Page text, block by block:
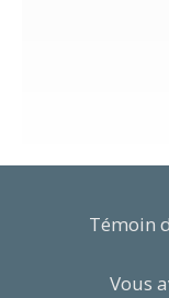
Témoin
Vous